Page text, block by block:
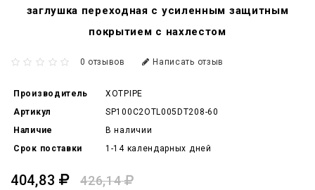
заглушка переходная с усиленным защитным
покрытием c нахлестом
0 отзывов Написать отзыв
Производитель
XOTPIPE
Артикул
SP100C2OTL005DT208-60
Наличие
В наличии
Срок поставки
1-14 календарных дней
404,83 426,14